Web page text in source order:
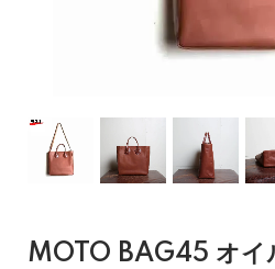
MOTO BAG45 オイ